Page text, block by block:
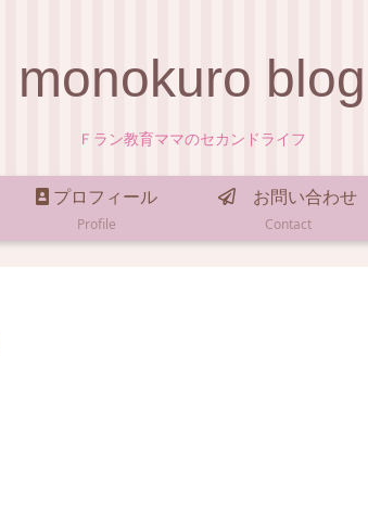
monokuro blog
Ｆラン教育ママのセカンドライフ
プロフィール
Profile
お問い合わせ
Contact